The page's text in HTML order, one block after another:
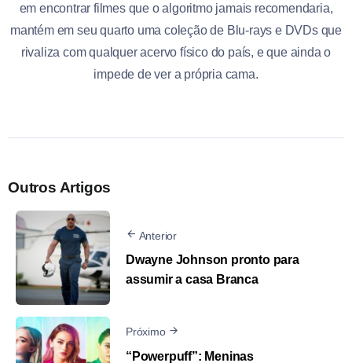
em encontrar filmes que o algoritmo jamais recomendaria,
mantém em seu quarto uma coleção de Blu-rays e DVDs que
rivaliza com qualquer acervo físico do país, e que ainda o
impede de ver a própria cama.
Outros Artigos
Anterior
Dwayne Johnson pronto para
assumir a casa Branca
Próximo
“Powerpuff”: Meninas